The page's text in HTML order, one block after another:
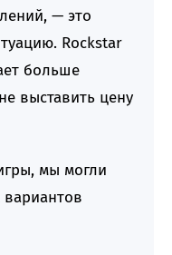
— это
Rockstar
больше
выставить цену
мы могли